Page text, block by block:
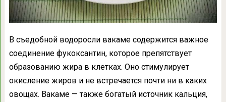
В съедобной водоросли вакаме содержится важное
соединение фукоксантин, которое препятствует
образованию жира в клетках. Оно стимулирует
окисление жиров и не встречается почти ни в каких
овощах. Вакаме — также богатый источник кальция,